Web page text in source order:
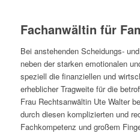
Fachanwältin für
Bei anstehenden Scheidungs-
neben der starken emotionalen
speziell die finanziellen und
erheblicher Tragweite für die
Frau Rechtsanwältin Ute Walter
durch diesen komplizierten und
Fachkompetenz und großem